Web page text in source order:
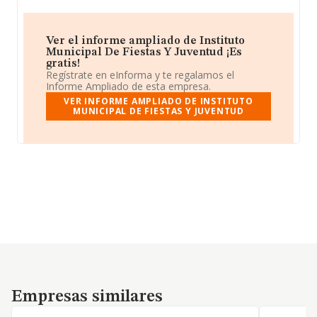
Ver el informe ampliado de Instituto
Municipal De Fiestas Y Juventud ¡Es
gratis!
Regístrate en eInforma y te regalamos el
Informe Ampliado de esta empresa.
VER INFORME AMPLIADO DE INSTITUTO
MUNICIPAL DE FIESTAS Y JUVENTUD
Empresas similares
Empresas similares